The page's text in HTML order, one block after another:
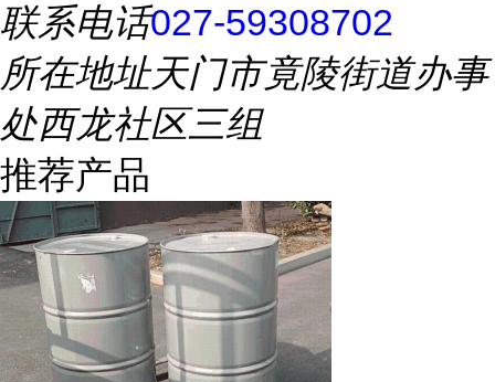
联系电话027-59308702
所在地址天门市竟陵街道办事
处西龙社区三组
推荐产品